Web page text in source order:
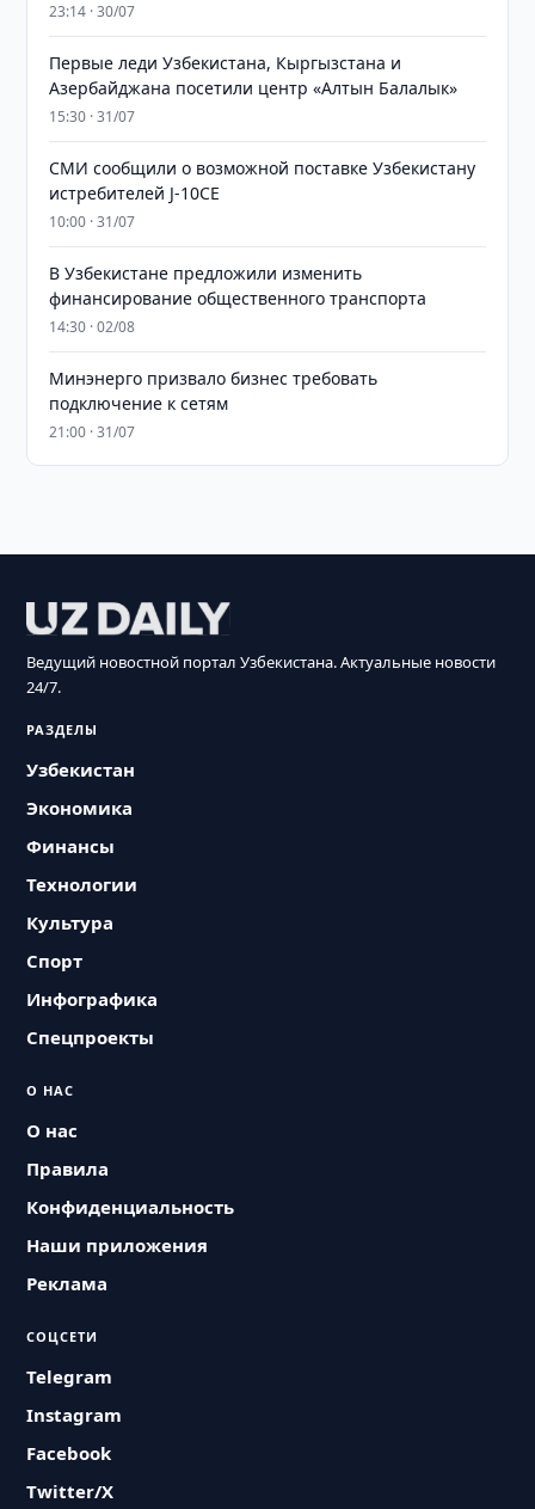
23:14 · 30/07
Первые леди Узбекистана, Кыргызстана и
Азербайджана посетили центр «Алтын Балалык»
15:30 · 31/07
СМИ сообщили о возможной поставке Узбекистану
истребителей J-10CE
10:00 · 31/07
В Узбекистане предложили изменить
финансирование общественного транспорта
14:30 · 02/08
Минэнерго призвало бизнес требовать
подключение к сетям
21:00 · 31/07
Ведущий новостной портал Узбекистана. Актуальные новости
24/7.
РАЗДЕЛЫ
Узбекистан
Экономика
Финансы
Технологии
Культура
Спорт
Инфографика
Спецпроекты
О НАС
О нас
Правила
Конфиденциальность
Наши приложения
Реклама
СОЦСЕТИ
Telegram
Instagram
Facebook
Twitter/X